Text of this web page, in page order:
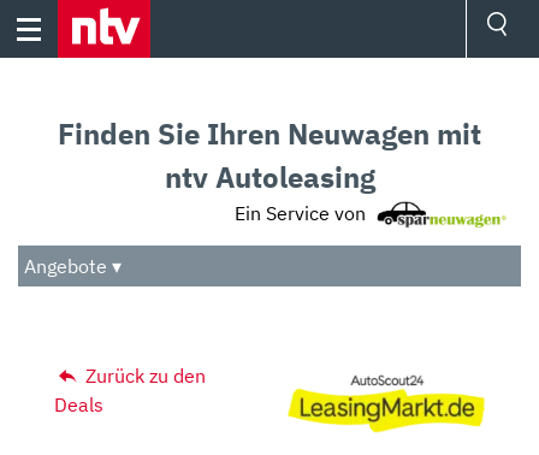
Skip
Audio
Das Beste
Finden Sie Ihren Neuwagen mit
ntv Autoleasing
Ein Service von
Angebote ▾
Zurück zu den
Deals